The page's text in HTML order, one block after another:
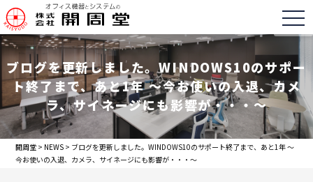
ブログを更新しました。WINDOWS10のサポー
ト終了まで、あと1年 ～今お使いの入退、カメ
ラ、サイネージにも影響が・・・～
開周堂 > NEWS > ブログを更新しました。WINDOWS10のサポート終了まで、あと1年 ～
今お使いの入退、カメラ、サイネージにも影響が・・・～